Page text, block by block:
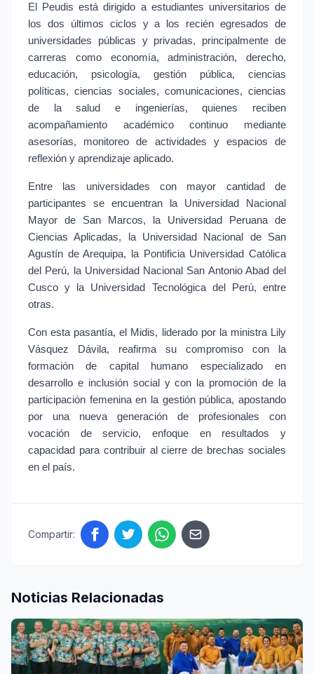
El Peudis está dirigido a estudiantes universitarios de
los dos últimos ciclos y a los recién egresados de
universidades públicas y privadas, principalmente de
carreras como economía, administración, derecho,
educación, psicología, gestión pública, ciencias
políticas, ciencias sociales, comunicaciones, ciencias
de la salud e ingenierías, quienes reciben
acompañamiento académico continuo mediante
asesorías, monitoreo de actividades y espacios de
reflexión y aprendizaje aplicado.
Entre las universidades con mayor cantidad de
participantes se encuentran la Universidad Nacional
Mayor de San Marcos, la Universidad Peruana de
Ciencias Aplicadas, la Universidad Nacional de San
Agustín de Arequipa, la Pontificia Universidad Católica
del Perú, la Universidad Nacional San Antonio Abad del
Cusco y la Universidad Tecnológica del Perú, entre
otras.
Con esta pasantía, el Midis, liderado por la ministra Lily
Vásquez Dávila, reafirma su compromiso con la
formación de capital humano especializado en
desarrollo e inclusión social y con la promoción de la
participación femenina en la gestión pública, apostando
por una nueva generación de profesionales con
vocación de servicio, enfoque en resultados y
capacidad para contribuir al cierre de brechas sociales
en el país.
Compartir:
Noticias Relacionadas